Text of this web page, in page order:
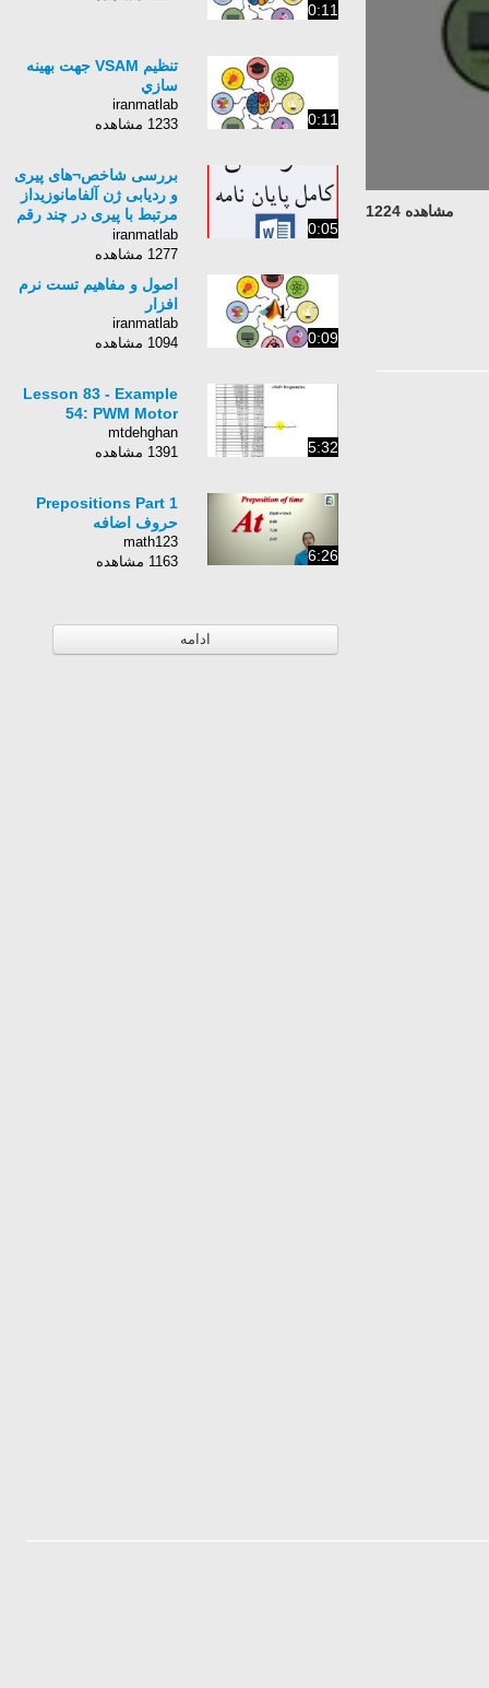
مشاهده 1224
0:11
0:11
تنظيم VSAM جهت بهينه
سازي
iranmatlab
1233 مشاهده
0:05
بررسی شاخص¬های پیری
و ردیابی ژن آلفامانوزیداز
مرتبط با پیری در چند رقم
گیلاس - YouTube
iranmatlab
1277 مشاهده
0:09
اصول و مفاهيم تست نرم
افزار
iranmatlab
1094 مشاهده
5:32
Lesson 83 - Example
54: PWM Motor
mtdehghan
1391 مشاهده
6:26
Prepositions Part 1
حروف اضافه
math123
1163 مشاهده
ادامه